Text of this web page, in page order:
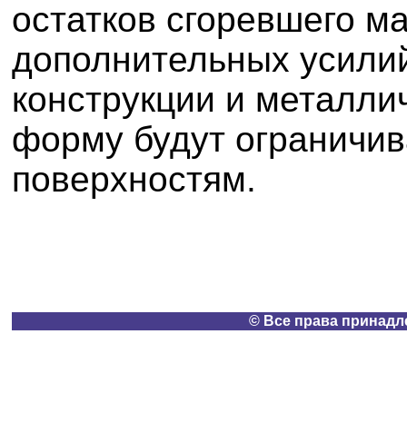
остатков сгоревшего
дополнительных
конструкции и
форму будут
поверхностям.
© Все права